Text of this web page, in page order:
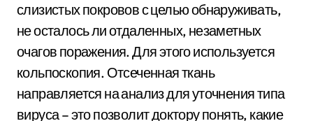
слизистых покровов с целью обнаруживать,
не осталось ли отдаленных, незаметных
очагов поражения. Для этого используется
кольпоскопия. Отсеченная ткань
направляется на анализ для уточнения типа
вируса – это позволит доктору понять, какие